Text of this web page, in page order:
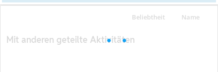
Beliebtheit Name
Mit anderen geteilte Aktivitäten